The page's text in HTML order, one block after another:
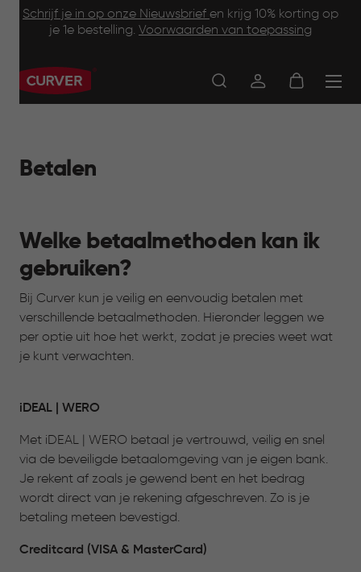
Schrijf je in op onze Nieuwsbrief en krijg 10% korting op
je 1e bestelling. Voorwaarden van toepassing
Main
navigation
Betalen
Welke betaalmethoden kan ik
gebruiken?
Bij Curver kun je veilig en eenvoudig betalen met
verschillende betaalmethoden. Hieronder leggen we
per optie uit hoe het werkt, zodat je precies weet wat
je kunt verwachten.
iDEAL | WERO
Met iDEAL | WERO betaal je vertrouwd, veilig en snel
via de beveiligde betaalomgeving van je eigen bank.
Je rekent af zoals je gewend bent en het bedrag
wordt direct van je rekening afgeschreven. Zo is je
betaling meteen bevestigd.
Creditcard (VISA & MasterCard)
Footer